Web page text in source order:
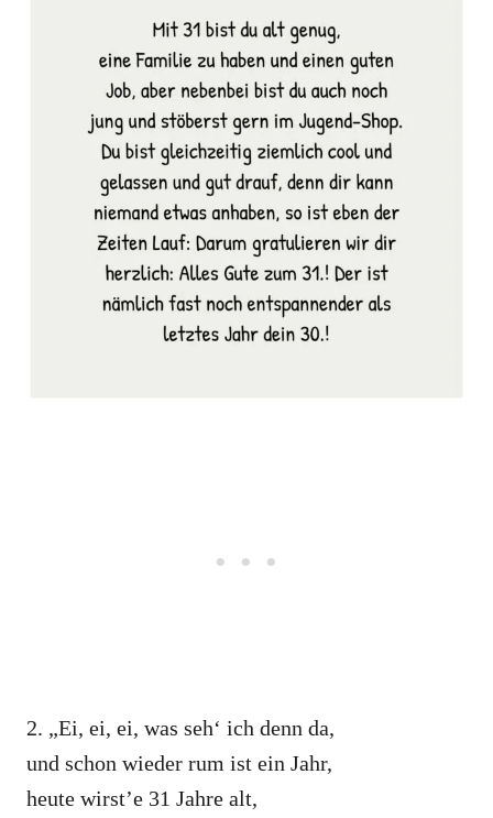
2. „Ei, ei, ei, was seh‘ ich denn da,
und schon wieder rum ist ein Jahr,
heute wirst’e 31 Jahre alt,